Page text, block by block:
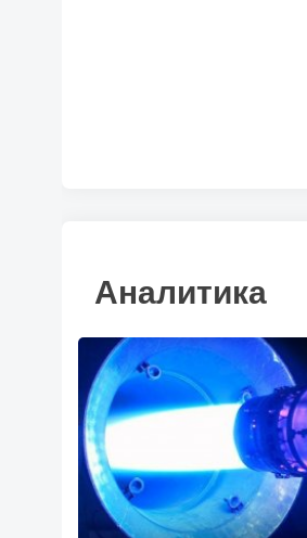
Аналитика